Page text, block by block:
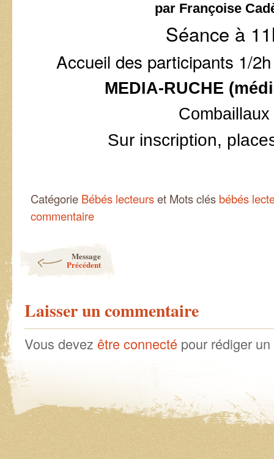
par Françoise
Séance à
Accueil des participants 1/
MEDIA-RUCHE
Combaillaux
Sur inscription,
Catégorie Bébés lecteurset Mots clés bébés
commentaire
Message
Précédent
Laisser un commentaire
Vous devez être connecté pour rédiger